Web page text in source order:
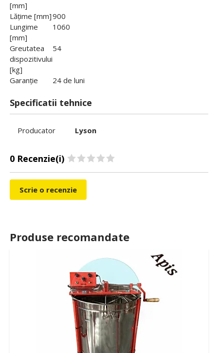
[mm]
Lățime [mm]900
Lungime
[mm]
1060
Greutatea
dispozitivului
[kg]
54
Garanție 24 de luni
Specificatii tehnice
Producator Lyson
0 Recenzie(i)
Scrie o recenzie
Produse recomandate